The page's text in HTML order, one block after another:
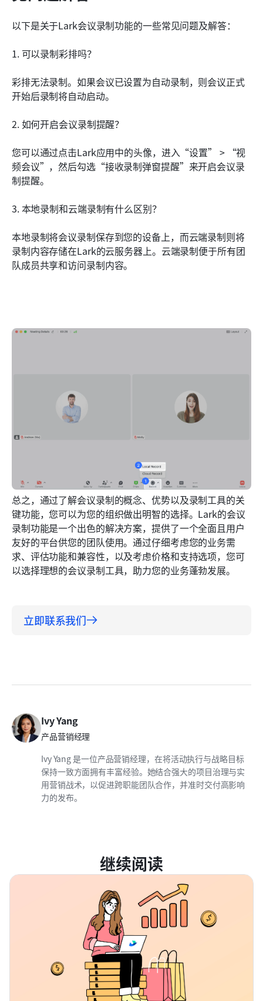
以下是关于Lark会议录制功能的一些常见问题及解答：
1. 可以录制彩排吗？
彩排无法录制。如果会议已设置为自动录制，则会议正式
开始后录制将自动启动。
2. 如何开启会议录制提醒？
您可以通过点击Lark应用中的头像，进入“设置” > “视
频会议”，然后勾选“接收录制弹窗提醒”来开启会议录
制提醒。
3. 本地录制和云端录制有什么区别？
本地录制将会议录制保存到您的设备上，而云端录制则将
录制内容存储在Lark的云服务器上。云端录制便于所有团
队成员共享和访问录制内容。
总之，通过了解会议录制的概念、优势以及录制工具的关
键功能，您可以为您的组织做出明智的选择。Lark的会议
录制功能是一个出色的解决方案，提供了一个全面且用户
友好的平台供您的团队使用。通过仔细考虑您的业务需
求、评估功能和兼容性，以及考虑价格和支持选项，您可
以选择理想的会议录制工具，助力您的业务蓬勃发展。
立即联系我们
Ivy Yang
产品营销经理
Ivy Yang 是一位产品营销经理，在将活动执行与战略目标
保持一致方面拥有丰富经验。她结合强大的项目治理与实
用营销战术，以促进跨职能团队合作，并准时交付高影响
力的发布。
继续阅读